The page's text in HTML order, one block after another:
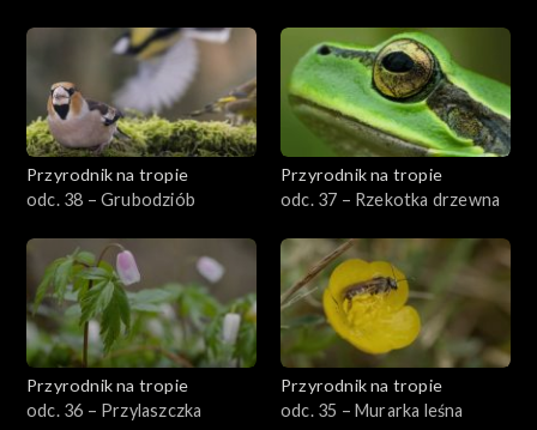
Przyrodnik na tropie
odc. 38 – Grubodziób
Przyrodnik na tropie
odc. 37 – Rzekotka drzewna
Przyrodnik na tropie
odc. 36 – Przylaszczka
Przyrodnik na tropie
odc. 35 – Murarka leśna